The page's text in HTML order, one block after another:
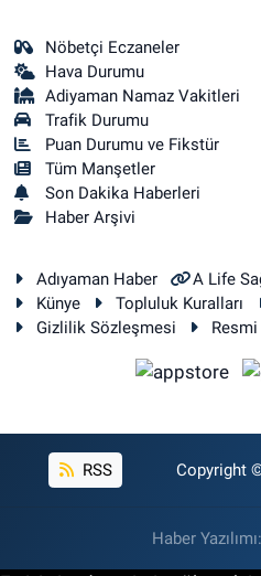
Nöbetçi Eczaneler
Hava Durumu
Adiyaman Namaz Vakitleri
Trafik Durumu
Puan Durumu ve Fikstür
Tüm Manşetler
Son Dakika Haberleri
Haber Arşivi
Adıyaman Haber A Life
Künye
Topluluk Kuralları
Gizlilik Sözleşmesi
RSS Copyright
Haber Yazılımı: